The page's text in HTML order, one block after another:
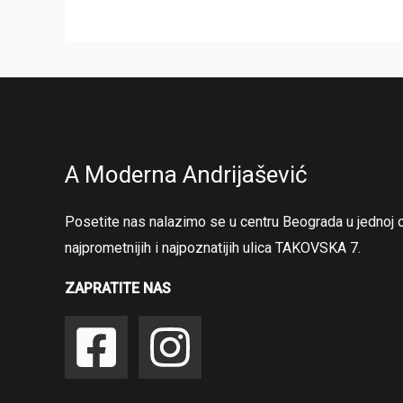
A Moderna Andrijašević
Posetite nas nalazimo se u centru Beograda u jednoj
najprometnijih i najpoznatijih ulica TAKOVSKA 7.
ZAPRATITE NAS